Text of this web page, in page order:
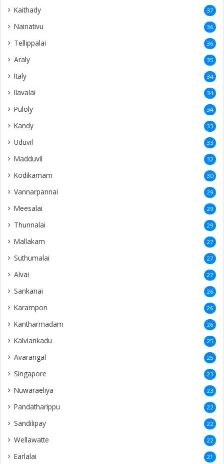
Kaithady 37
Nainativu 36
Tellippalai 36
Araly 35
Italy 34
Ilavalai 34
Puloly 34
Kandy 33
Uduvil 33
Madduvil 32
Kodikamam 30
Vannarpannai 29
Meesalai 29
Thunnalai 29
Mallakam 27
Suthumalai 27
Alvai 27
Sankanai 26
Karampon 26
Kantharmadam 26
Kalviankadu 25
Avarangal 25
Singapore 23
Nuwaraeliya 23
Pandatharippu 22
Sandilipay 22
Wellawatte 22
Earlalai 21